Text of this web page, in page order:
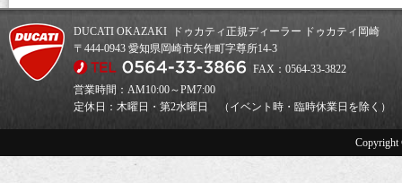
DUCATI OKAZAKI ドゥカティ正規ディーラー ドゥカティ岡崎
〒444-0943 愛知県岡崎市矢作町字尊所14-3
FAX：0564-33-3822
営業時間：AM10:00～PM7:00
定休日：木曜日・第2水曜日 （イベント時・臨時休業日を除く）